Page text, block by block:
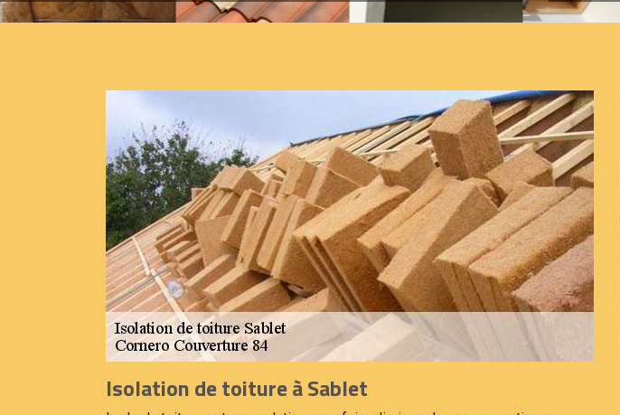
Isolation de toiture à Sablet